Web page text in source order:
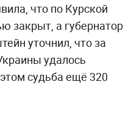
что по Курской
закрыт, а губернатор
уточнил, что за
удалось
судьба ещё 320